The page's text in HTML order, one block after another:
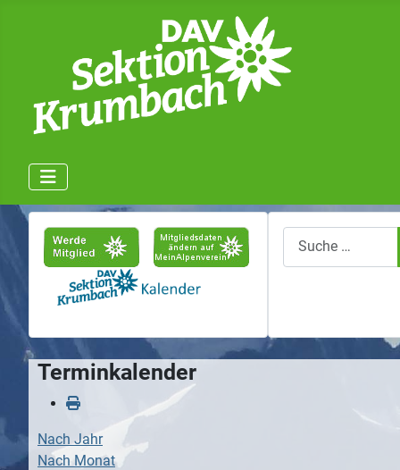
Terminkalender
Nach Jahr
Nach Monat